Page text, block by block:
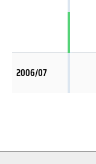
2006/07